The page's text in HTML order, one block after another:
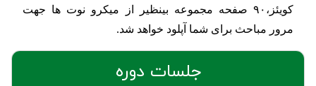
کویئز،۹۰ صفحه مجموعه بینظیر از میکرو نوت ها جهت
مرور مباحث برای شما آپلود خواهد شد.
جلسات دوره